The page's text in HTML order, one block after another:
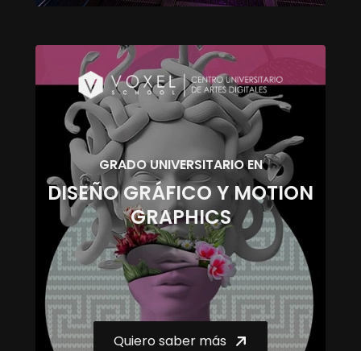
GRADO UNIVERSITARIO EN
DISEÑO GRÁFICO Y MOTION
GRAPHICS
Quiero saber más